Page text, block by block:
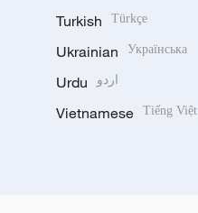
Turkish Türkçe
Ukrainian Українська
Urdu اردو
Vietnamese Tiếng Việt